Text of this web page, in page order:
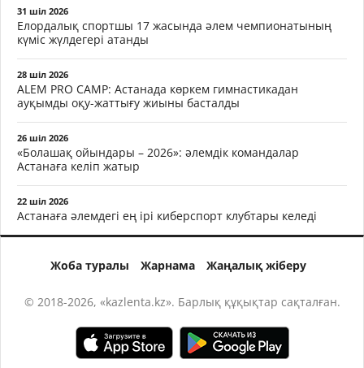
31 шіл 2026
Елордалық спортшы 17 жасында әлем чемпионатының
күміс жүлдегері атанды
28 шіл 2026
ALEM PRO CAMP: Астанада көркем гимнастикадан
ауқымды оқу-жаттығу жиыны басталды
26 шіл 2026
«Болашақ ойындары – 2026»: әлемдік командалар
Астанаға келіп жатыр
22 шіл 2026
Астанаға әлемдегі ең ірі киберспорт клубтары келеді
Жоба туралы Жарнама Жаңалық жіберу
© 2018-2026, «kazlenta.kz». Барлық құқықтар сақталған.